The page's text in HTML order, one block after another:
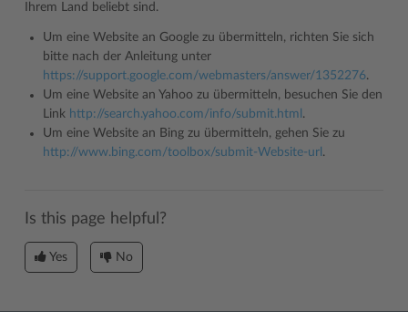
Ihrem Land beliebt sind.
Um eine Website an Google zu übermitteln, richten Sie sich
bitte nach der Anleitung unter
https://support.google.com/webmasters/answer/1352276.
Um eine Website an Yahoo zu übermitteln, besuchen Sie den
Link http://search.yahoo.com/info/submit.html .
Um eine Website an Bing zu übermitteln, gehen Sie zu
http://www.bing.com/toolbox/submit-Website-url .
Is this page helpful?
Yes No